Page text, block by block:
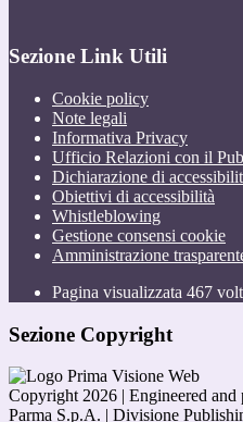
Sezione Link Utili
Cookie policy
Note legali
Informativa Privacy
Ufficio Relazioni con il
Dichiarazione di
Obiettivi di accessibilità
Whistleblowing
Gestione consensi cookie
Amministrazione
Pagina visualizzata 467
Sezione Copyright
Copyright 2026 | Engineered
Parma S.p.A. | Divisione